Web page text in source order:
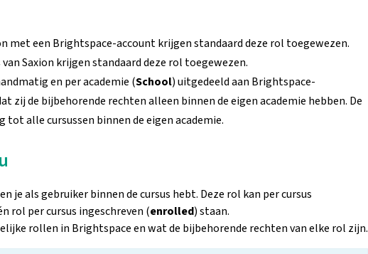
met een Brightspace-account krijgen standaard deze rol toegewezen.
Saxion krijgen standaard deze rol toegewezen.
en per academie (School) uitgedeeld aan Brightspace-
zij de bijbehorende rechten alleen binnen de eigen academie hebben. De
tot alle cursussen binnen de eigen academie.
je als gebruiker binnen de cursus hebt. Deze rol kan per cursus
rol per cursus ingeschreven (enrolled) staan.
rollen in Brightspace en wat de bijbehorende rechten van elke rol zijn.